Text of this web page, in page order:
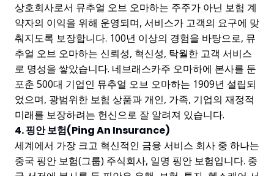
상호회사로서 뮤추얼 오브 오마하는 주주가 아닌 보험 계
약자의 이익을 위해 운영되며, 서비스가 고객의 요구에 맞
춰지도록 보장합니다. 100년 이상의 경험을 바탕으로, 뮤
추얼 오브 오마하는 신뢰성, 혁신성, 탁월한 고객 서비스
로 명성을 쌓았습니다. 네브래스카주 오마하에 본사를 둔
포춘 500대 기업인 뮤추얼 오브 오마하는 1909년 설립되
었으며, 광범위한 보험 상품과 개인, 가족, 기업의 재정적
미래를 보장하려는 헌신으로 잘 알려져 있습니다.
4. 핑안 보험(Ping An Insurance)
세계에서 가장 크고 혁신적인 금융 서비스 회사 중 하나는
중국 핑안 보험(그룹) 주식회사, 일명 핑안 보험입니다. 중